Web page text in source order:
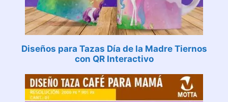
Diseños para Tazas Día de la Madre Tiernos
con QR Interactivo